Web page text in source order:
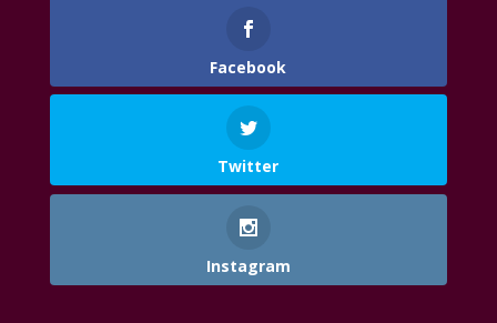
Facebook
Twitter
Instagram